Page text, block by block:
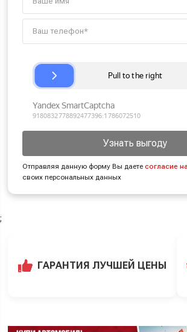
Узнать выгоду
Отправляя данную форму Вы даетесогласие
своих персональных данных
;
ГАРАНТИЯ ЛУЧШЕЙ ЦЕНЫ